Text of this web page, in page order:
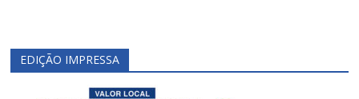
EDIÇÃO IMPRESSA